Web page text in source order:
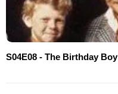
S04E08 - The Birthday Boy